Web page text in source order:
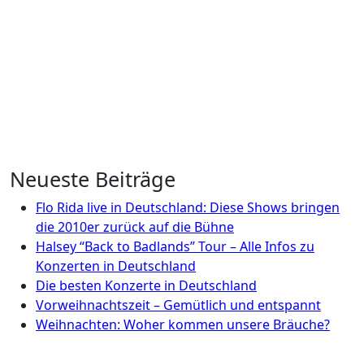
Neueste Beiträge
Flo Rida live in Deutschland: Diese Shows bringen
die 2010er zurück auf die Bühne
Halsey “Back to Badlands” Tour – Alle Infos zu
Konzerten in Deutschland
Die besten Konzerte in Deutschland
Vorweihnachtszeit – Gemütlich und entspannt
Weihnachten: Woher kommen unsere Bräuche?